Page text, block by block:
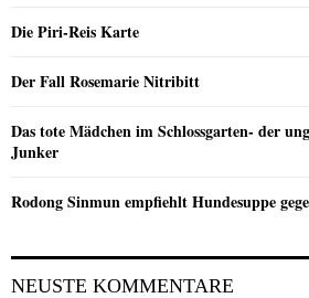
Die Piri-Reis Karte
Der Fall Rosemarie Nitribitt
Das tote Mädchen im Schlossgarten- der
Junker
Rodong Sinmun empfiehlt Hundesuppe
NEUSTE KOMMENTARE